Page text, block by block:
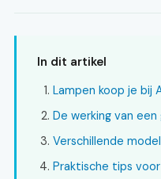
In dit artikel
Lampen koop je bij
De werking van
Verschillende
Praktische tips